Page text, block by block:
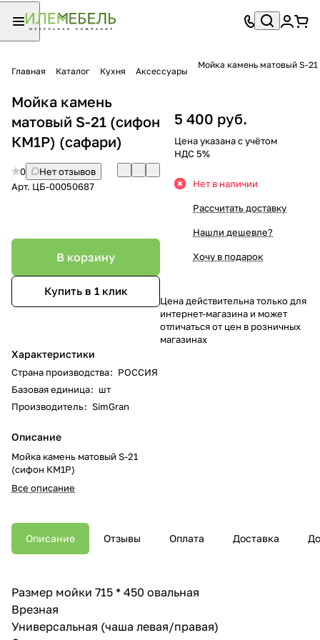
Главная Каталог Кухня Аксессуары
Мойка камень матовый S-
Мойка камень
матовый S-21 (сифон
КМ1Р) (сафари)
0
Нет отзывов
Арт. ЦБ-00050687
В корзину
Купить в 1 клик
Характеристики
Страна производства: РОССИЯ
Базовая единица: шт
Производитель: SimGran
Описание
Мойка камень матовый S-21
(сифон КМ1Р)
Все описание
5 400 руб.
Цена указана с учётом
НДС 5%
Нет в наличии
Рассчитать доставку
Нашли дешевле?
Хочу в подарок
Цена действительна только для
интернет-магазина и может
отличаться от цен в розничных
магазинах
Описание Отзывы Оплата Доставка
Размер мойки 715 * 450 овальная
Врезная
Универсальная (чаша левая/правая)